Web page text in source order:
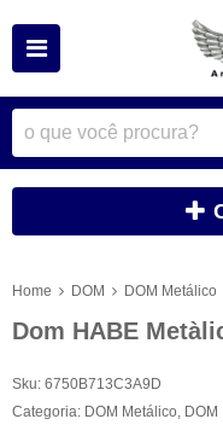
Home DOM DOM Metálico
Dom HABE
Sku: 6750B713C3A9D
Categoria: DOM Metálico DOM